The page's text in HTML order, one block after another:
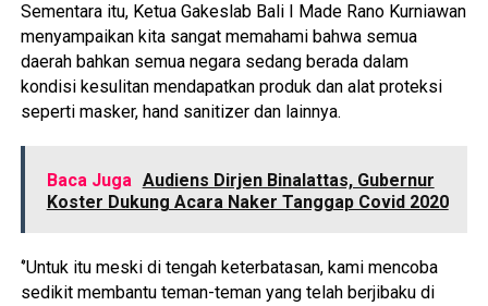
Sementara itu, Ketua Gakeslab Bali I Made Rano Kurniawan
menyampaikan kita sangat memahami bahwa semua
daerah bahkan semua negara sedang berada dalam
kondisi kesulitan mendapatkan produk dan alat proteksi
seperti masker, hand sanitizer dan lainnya.
Baca Juga Audiens Dirjen Binalattas, Gubernur
Koster Dukung Acara Naker Tanggap Covid 2020
‘’Untuk itu meski di tengah keterbatasan, kami mencoba
sedikit membantu teman-teman yang telah berjibaku di